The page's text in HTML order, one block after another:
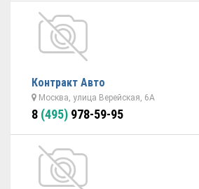
Контракт Авто
Москва, улица Верейская, 6А
8 (495) 978-59-95